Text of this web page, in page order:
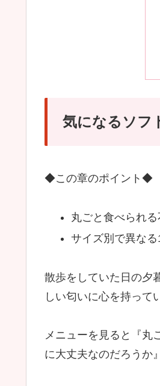
気になるソフ
◆この章のポイント◆
丸ごと食べられ
サイズ別で異な
散歩をしていた日の夕
しい匂いに心を持って
メニューを見ると『丸
に大丈夫なのだろうか